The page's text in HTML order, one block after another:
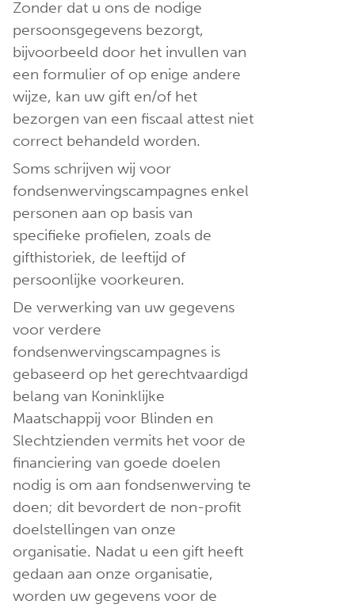
Zonder dat u ons de nodige
persoonsgegevens bezorgt,
bijvoorbeeld door het invullen van
een formulier of op enige andere
wijze, kan uw gift en/of het
bezorgen van een fiscaal attest niet
correct behandeld worden.
Soms schrijven wij voor
fondsenwervingscampagnes enkel
personen aan op basis van
specifieke profielen, zoals de
gifthistoriek, de leeftijd of
persoonlijke voorkeuren.
De verwerking van uw gegevens
voor verdere
fondsenwervingscampagnes is
gebaseerd op het gerechtvaardigd
belang van Koninklijke
Maatschappij voor Blinden en
Slechtzienden vermits het voor de
financiering van goede doelen
nodig is om aan fondsenwerving te
doen; dit bevordert de non-profit
doelstellingen van onze
organisatie. Nadat u een gift heeft
gedaan aan onze organisatie,
worden uw gegevens voor de